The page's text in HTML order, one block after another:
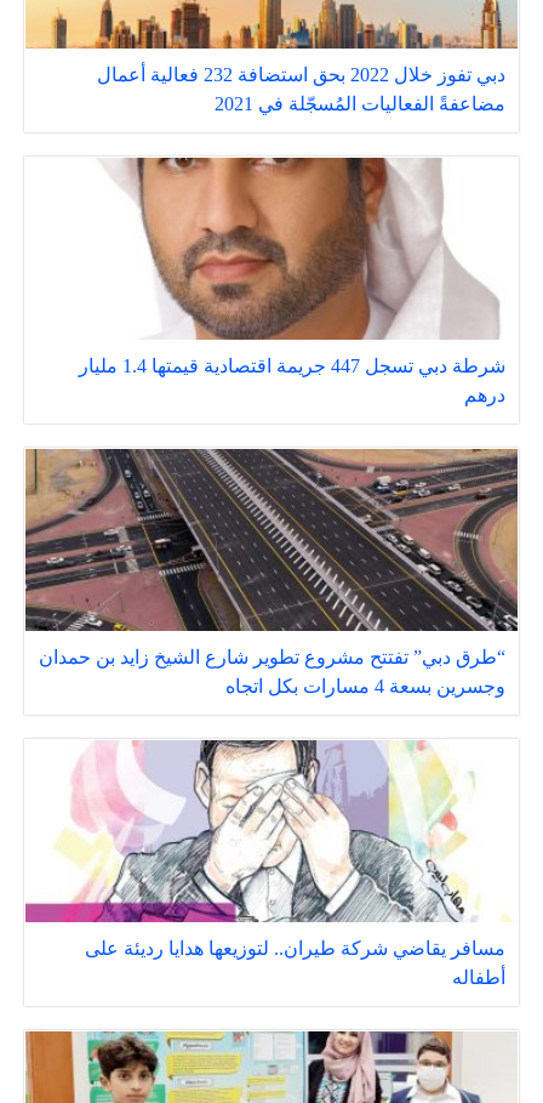
دبي تفوز خلال 2022 بحق استضافة 232 فعالية أعمال
مضاعفةً الفعاليات المُسجّلة في 2021
شرطة دبي تسجل 447 جريمة اقتصادية قيمتها 1.4 مليار
درهم
“طرق دبي” تفتتح مشروع تطوير شارع الشيخ زايد بن حمدان
وجسرين بسعة 4 مسارات بكل اتجاه
مسافر يقاضي شركة طيران.. لتوزيعها هدايا رديئة على
أطفاله